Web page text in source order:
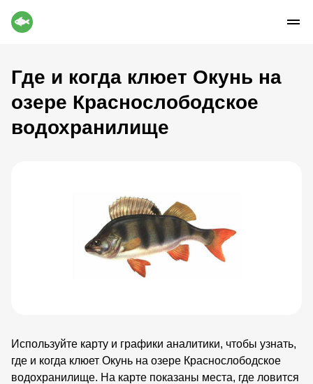
Где и когда клюет Окунь на
озере Краснослободское
водохранилище
Используйте карту и графики аналитики, чтобы узнать,
где и когда клюет Окунь на озере Краснослободское
водохранилище. На карте показаны места, где ловится